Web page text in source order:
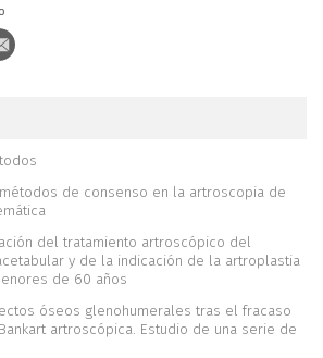
de consenso en la artroscopia de
del tratamiento artroscópico del
y de la indicación de la artroplastia
de 60 años
óseos glenohumerales tras el fracaso
artroscópica. Estudio de una serie de